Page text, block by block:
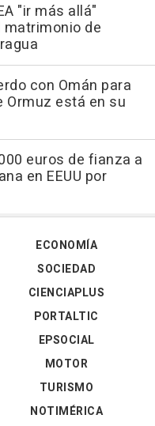
"ir más allá"
de
con Omán para
está en su
euros de fianza a
en EEUU por
ECONOMÍA
SOCIEDAD
CIENCIAPLUS
PORTALTIC
EPSOCIAL
MOTOR
TURISMO
NOTIMÉRICA